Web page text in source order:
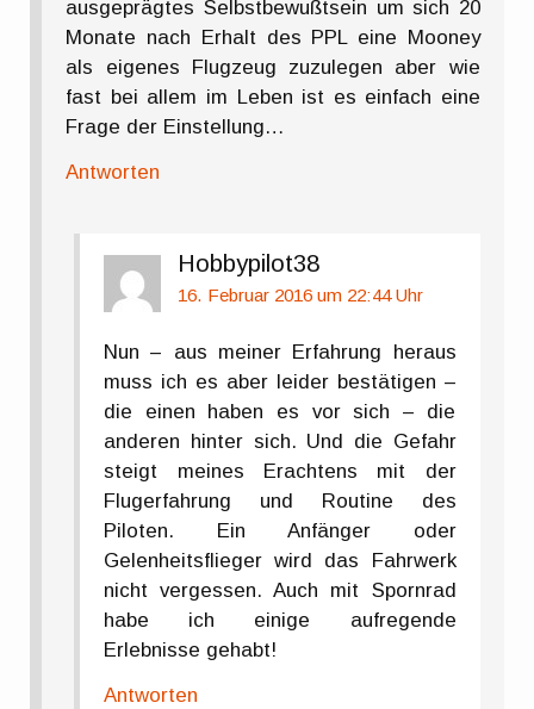
ausgeprägtes Selbstbewußtsein um sich 20
Monate nach Erhalt des PPL eine Mooney
als eigenes Flugzeug zuzulegen aber wie
fast bei allem im Leben ist es einfach eine
Frage der Einstellung…
Antworten
Hobbypilot38
16. Februar 2016 um 22:44 Uhr
Nun – aus meiner Erfahrung heraus
muss ich es aber leider bestätigen –
die einen haben es vor sich – die
anderen hinter sich. Und die Gefahr
steigt meines Erachtens mit der
Flugerfahrung und Routine des
Piloten. Ein Anfänger oder
Gelenheitsflieger wird das Fahrwerk
nicht vergessen. Auch mit Spornrad
habe ich einige aufregende
Erlebnisse gehabt!
Antworten